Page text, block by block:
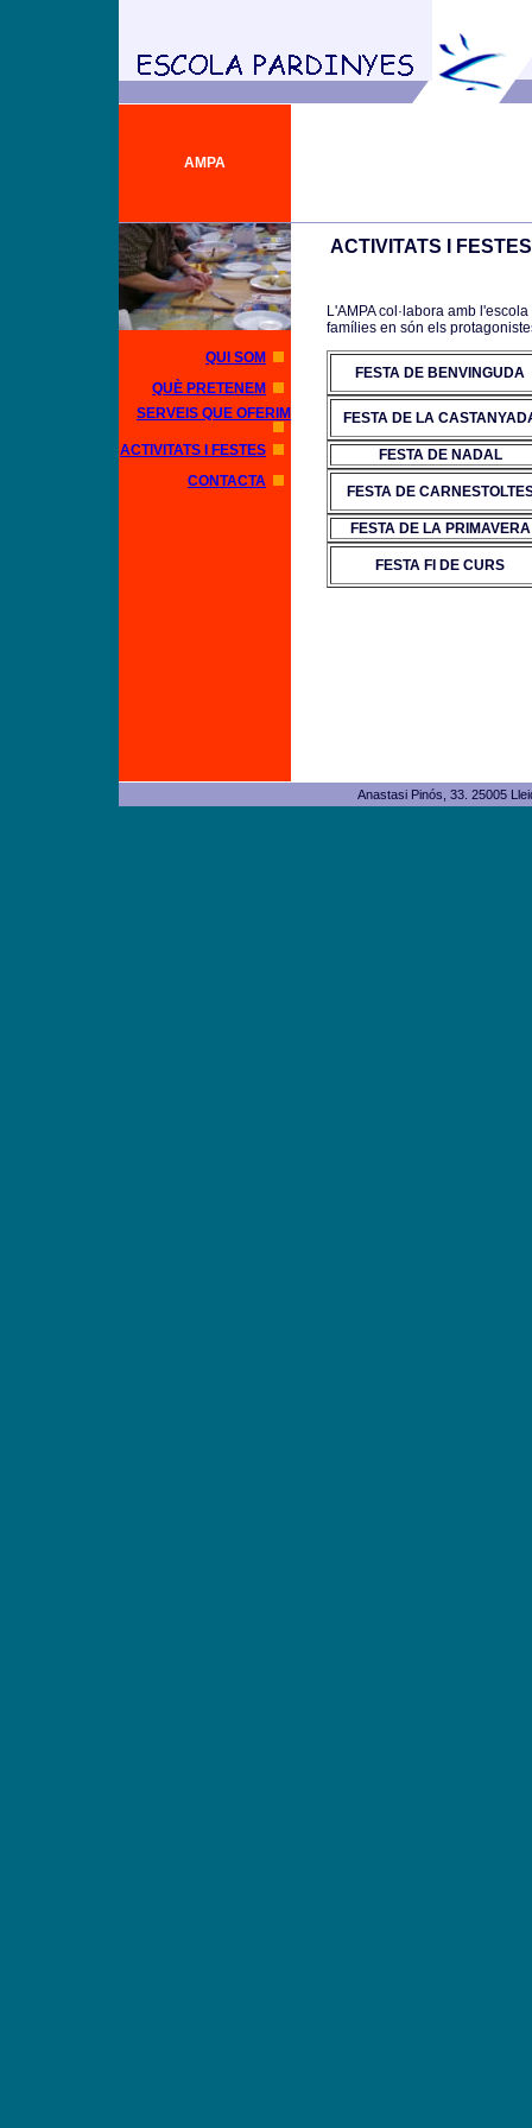
AMPA
QUI SOM
QUÈ PRETENEM
SERVEIS QUE OFERIM
ACTIVITATS I FESTES
CONTACTA
ACTIVITATS I FESTES
L'AMPA col·labora amb
famílies en són els
FESTA DE BENVINGUDA
FESTA DE LA
FESTA DE NADAL
FESTA DE
FESTA DE LA PRIMAVERA
FESTA FI DE CURS
Anastasi Pinós, 33. 25005